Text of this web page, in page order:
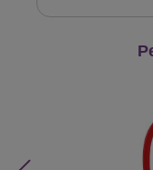
Produktgalerie